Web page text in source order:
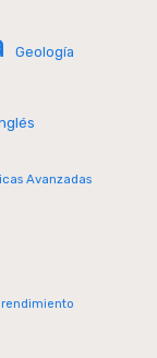
Geología
Avanzadas